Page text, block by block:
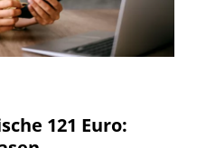
121 Euro: